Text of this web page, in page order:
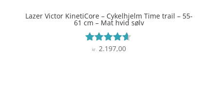
Lazer Victor KinetiCore – Cykelhjelm Time trail – 55-
61 cm – Mat hvid sølv
Vurderet
kr.2.197,00